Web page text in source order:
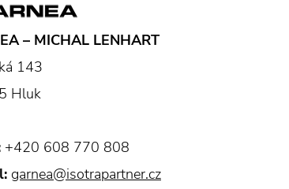
– MICHAL LENHART
143
Hluk
+420 608 770 808
garnea@isotrapartner.cz